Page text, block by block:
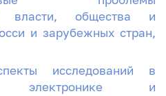
власти, общества и
и зарубежных стран,
исследований в
электронике и